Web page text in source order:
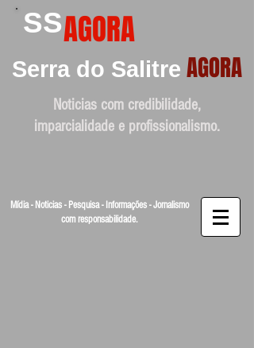
SSAGORA
Serra do Salitre AGORA
Noticias com credibilidade,
imparcialidade e profissionalismo.
Mídia - Noticias - Pesquisa - Informações - Jornalismo
com responsabilidade.